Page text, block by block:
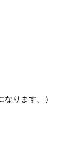
ります。）